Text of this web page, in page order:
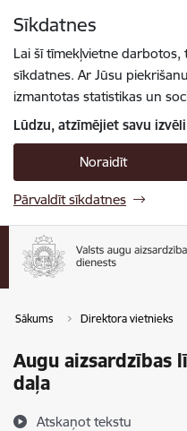
Sīkdatnes
Lai šī tīmekļvietne
sīkdatnes. Ar Jūsu
izmantotas statistikas un
Lūdzu, atzīmējiet savu
Noraidīt
Pārvaldīt sīkdatnes
Sākums Direktora vietnieks
Augu aizsardzības
daļa
Atskaņot tekstu